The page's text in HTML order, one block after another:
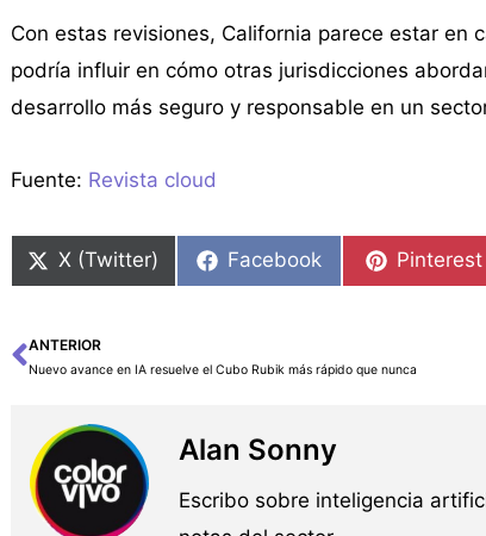
Con estas revisiones, California parece estar en
podría influir en cómo otras jurisdicciones
desarrollo más seguro y responsable en un
Fuente: Revista cloud
X (Twitter) Facebook Pinterest
Ant
ANTERIOR
Nuevo avance en IA resuelve el Cubo Rubik más rápido que nunca
Alan Sonny
Escribo sobre inteligencia